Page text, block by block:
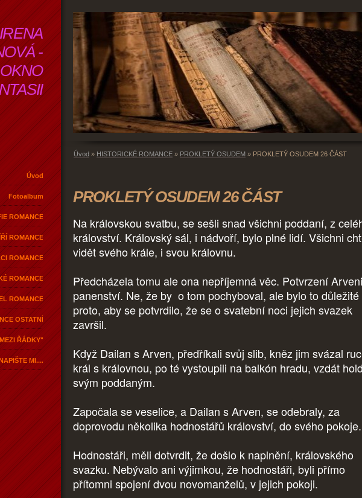
IRENA
-
Úvod
Fotoalbum
ROMANCE
ROMANCE
ROMANCE
ROMANCE
ROMANCE
OSTATNÍ
ŘÁDKY"
MI....
Úvod » HISTORICKÉ ROMANCE » PROKLETÝ OSUDEM » PROKLETÝ OSUDEM 26 ČÁST
PROKLETÝ OSUDEM 26 ČÁST
Na královskou svatbu, se sešli snad všichni poddaní, z
království. Královský sál, i nádvoří, bylo plné lidí. Všichni
vidět svého krále, i svou královnu.
Předcházela tomu ale ona nepříjemná věc. Potvrzení
panenství. Ne, že by o tom pochyboval, ale bylo to důležité
proto, aby se potvrdilo, že se o svatební noci jejich svazek
završil.
Když Dailan s Arven, předříkali svůj slib, kněz jim svázal
král s královnou, po té vystoupili na balkón hradu, vzdát
svým poddaným.
Započala se veselice, a Dailan s Arven, se odebraly, za
doprovodu několika hodnostářů království, do svého pokoje.
Hodnostáři, měli dotvrdit, že došlo k naplnění, královského
svazku. Nebývalo ani výjimkou, že hodnostáři, byli přímo
přítomni spojení dvou novomanželů, v jejich pokoji.